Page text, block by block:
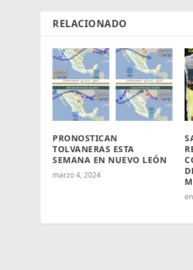
RELACIONADO
PRONOSTICAN
TOLVANERAS ESTA
SEMANA EN NUEVO LEÓN
marzo 4, 2024